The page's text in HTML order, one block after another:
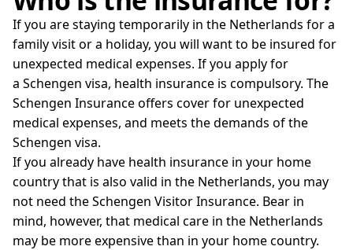
If you are staying temporarily in the Netherlands for a
family visit or a holiday, you will want to be insured for
unexpected medical expenses. If you apply for
a Schengen visa, health insurance is compulsory. The
Schengen Insurance offers cover for unexpected
medical expenses, and meets the demands of the
Schengen visa.
If you already have health insurance in your home
country that is also valid in the Netherlands, you may
not need the Schengen Visitor Insurance. Bear in
mind, however, that medical care in the Netherlands
may be more expensive than in your home country.